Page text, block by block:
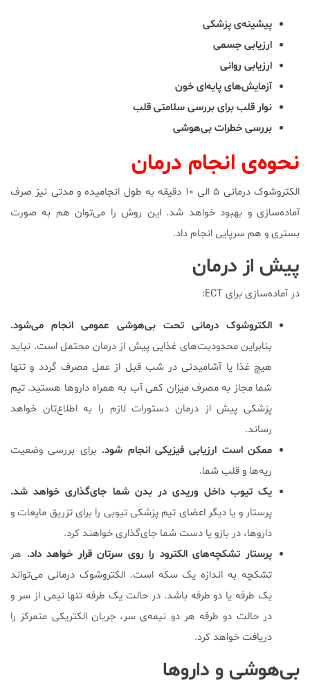
پیشینه‌ی پزشکی
ارزیابی جسمی
ارزیابی روانی
آزمایش‌های پایه‌ای خون
نوار قلب برای بررسی سلامتی قلب
بررسی خطرات بی‌هوشی
نحوه‌ی انجام درمان
الکتروشوک درمانی ۵ الی ۱۰ دقیقه به طول انجامیده و مدتی نیز صرف
آماده‌سازی و بهبود خواهد شد. این روش را می‌توان هم به صورت
بستری و هم سرپایی انجام داد.
پیش از درمان
در آماده‌سازی برای ECT:
الکتروشوک درمانی تحت بی‌هوشی عمومی انجام می‌شود.
بنابراین محدودیت‌های غذایی پیش از درمان محتمل است. نباید
هیچ غذا یا آشامیدنی در شب قبل از عمل مصرف گردد و تنها
شما مجاز به مصرف میزان کمی آب به همراه داروها هستید. تیم
پزشکی پیش از درمان دستورات لازم را به اطلاع‌تان خواهد
رساند.
ممکن است ارزیابی فیزیکی انجام شود. برای بررسی وضعیت
ریه‌ها و قلب شما.
یک تیوب داخل وریدی در بدن شما جای‌گذاری خواهد شد.
پرستار و یا دیگر اعضای تیم پزشکی تیوبی را برای تزریق مایعات و
داروها، در بازو یا دست شما جای‌گذاری خواهند کرد.
پرستار تشکچه‌های الکترود را روی سرتان قرار خواهد داد. هر
تشکچه به اندازه یک سکه است. الکتروشوک درمانی می‌تواند
یک طرفه یا دو طرفه باشد. در حالت یک‌ طرفه تنها نیمی از سر و
در حالت دو طرفه هر دو نیمه‌ی سر، جریان الکتریکی متمرکز را
دریافت خواهد کرد.
بی‌هوشی و داروها